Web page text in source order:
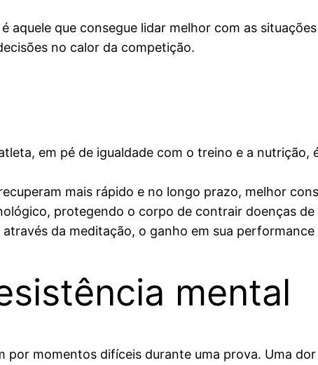
que consegue lidar melhor com as
no calor da competição.
em pé de igualdade com o treino e a nutrição,
mais rápido e no longo prazo, melhor
protegendo o corpo de contrair doenças de
da meditação, o ganho em sua performance
mental
momentos difíceis durante uma prova. Uma